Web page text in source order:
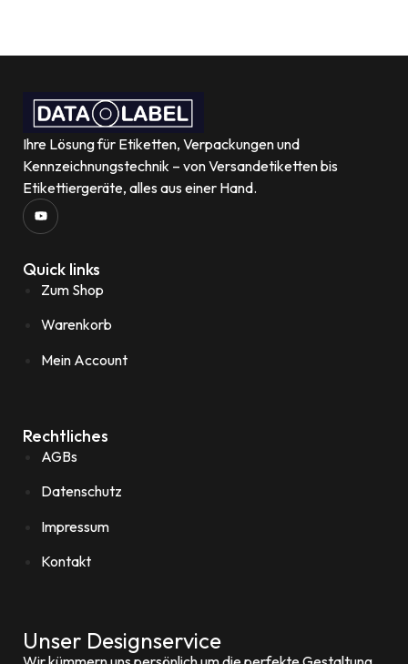
Ihre Lösung für Etiketten, Verpackungen und
Kennzeichnungstechnik – von Versandetiketten bis
Etikettiergeräte, alles aus einer Hand.
Quick links
Zum Shop
Warenkorb
Mein Account
Rechtliches
AGBs
Datenschutz
Impressum
Kontakt
Unser Designservice